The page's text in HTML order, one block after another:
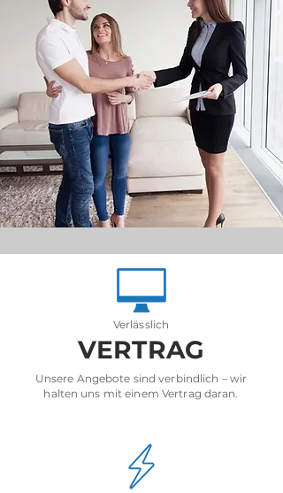
Verlässlich
VERTRAG
Unsere Angebote sind verbindlich – wir
halten uns mit einem Vertrag daran.